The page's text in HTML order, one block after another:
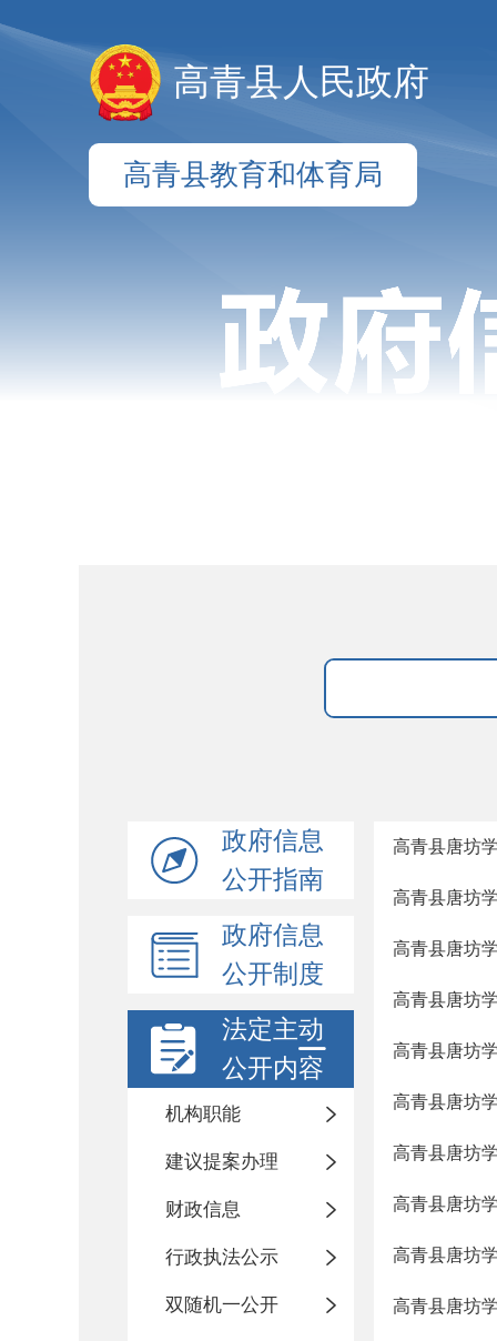
高青县人民政府
高青县教育和体育局
政府信息
公开指南
政府信息
公开制度
法定主动
公开内容
机构职能
建议提案办理
财政信息
行政执法公示
双随机一公开
高青县唐坊
高青县唐坊
高青县唐坊
高青县唐坊
高青县唐坊
高青县唐坊
高青县唐坊
高青县唐坊
高青县唐坊
高青县唐坊